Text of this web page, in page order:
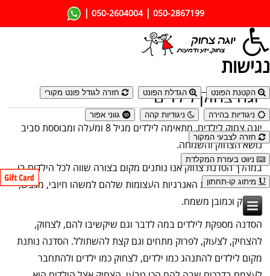
050-2867199
|
050-2604004
|
נגישות
הקטנת הפונט הגדלת הפונט חזרה לגודל פונט מקורי
ניגודיות בהירה ניגודיות קהה גווני אפור
חזרה לצבעי המקור
ניווט בעזרת המקלדת
מיתוג קו-תחתון
יוגה צחוק לילדים
יוגה צחוק לילדים, מתאימה לילדים מגיל 8 ומעלה ומבוססת סביב
נושא הצחוק והשמחה.
במהלך הסדנת צחוק אנו נותנים מקום בצורה שווה לכל הילדים בו
זמנית להמיר את האנרגיות העצומות שלהם למשהו חיובי, מגבש,
מצחיק וכמובן משמח.
הסדנה מספקת לילדים במה לדבר וגם שיקשיבו להם, לצחוק,
להצחיק, לצעוק, לפרוק מתחים וגם קצת להשתולל. הסדנה נותנת
מקום לילדים להתנהג כמו ילדים, לצחוק כמו ילדים ולהתחבר